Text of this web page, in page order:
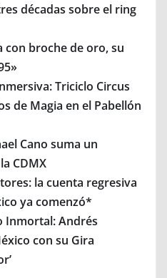
décadas sobre el ring
con broche de oro, su
Triciclo Circus
de Magia en el Pabellón
Cano suma un
CDMX
la cuenta regresiva
ya comenzó*
Inmortal: Andrés
con su Gira